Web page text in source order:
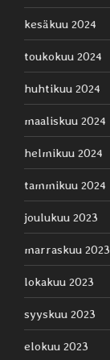
kesäkuu 2024
toukokuu 2024
huhtikuu 2024
maaliskuu 2024
helmikuu 2024
tammikuu 2024
joulukuu 2023
marraskuu 2023
lokakuu 2023
syyskuu 2023
elokuu 2023